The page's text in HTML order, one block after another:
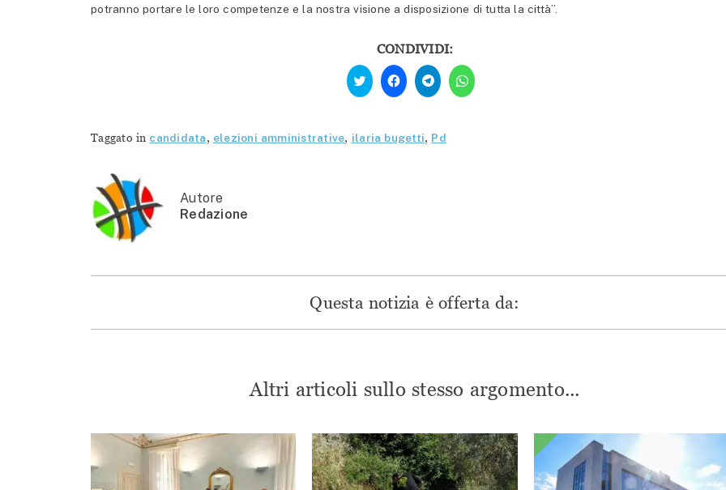
potranno portare le loro competenze e la nostra visione a disposizione di tutta la città”.
CONDIVIDI:
Fai
clic
qui
Twitter
(Si
Fai
clic
per
condividere
(Si
apre
Fai
clic
per
condividere
(Si
apre
Fai
clic
per
Taggato in candidata, elezioni amministrative, ilaria bugetti, Pd
Autore
Redazione
Questa notizia è offerta da:
Altri articoli sullo stesso argomento...